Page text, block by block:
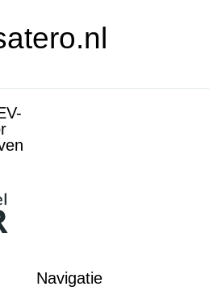
Navigatie